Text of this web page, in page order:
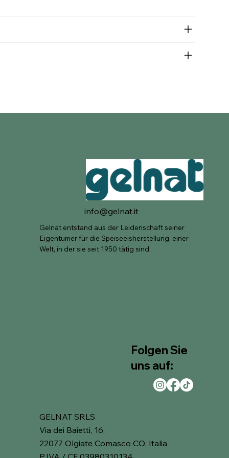
info@gelnat.it
Gelnat entstand aus der Leidenschaft seiner
Eigentümer für die Speiseeisherstellung, einer
Welt, in der sie seit 1950 tätig sind.
Folgen Sie
uns auf:
GELNAT SRLS
Via dei Baietti, 16,
22077 Olgiate Comasco CO, Italia